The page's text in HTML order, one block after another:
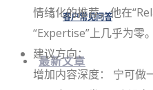
客户常见问答
最新文章
情绪化的推荐，他在
“Expertise”上几乎为零
建议方向：
增加内容深度： 宁可做